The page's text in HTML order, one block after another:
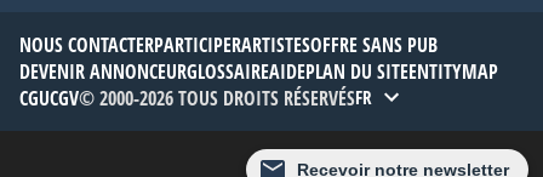
Recevoir notre newsletter
NOUS CONTACTERPARTICIPERARTISTESOFFRE SANS PUB
DEVENIR ANNONCEURGLOSSAIREAIDEPLAN DU SITEENTITYMAP
CGUCGV© 2000-2026 TOUS DROITS RÉSERVÉSFR
Thème : Défaut